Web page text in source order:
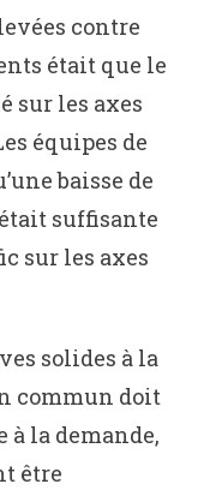
contre
était que le
sur les axes
équipes de
baisse de
suffisante
sur les axes
solides à la
commun doit
la demande,
être